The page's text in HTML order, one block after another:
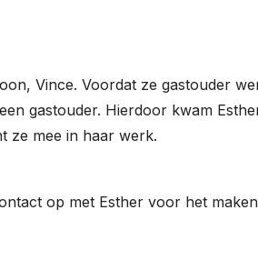
Vince. Voordat ze gastouder
gastouder. Hierdoor kwam
ze mee in haar werk.
op met Esther voor het